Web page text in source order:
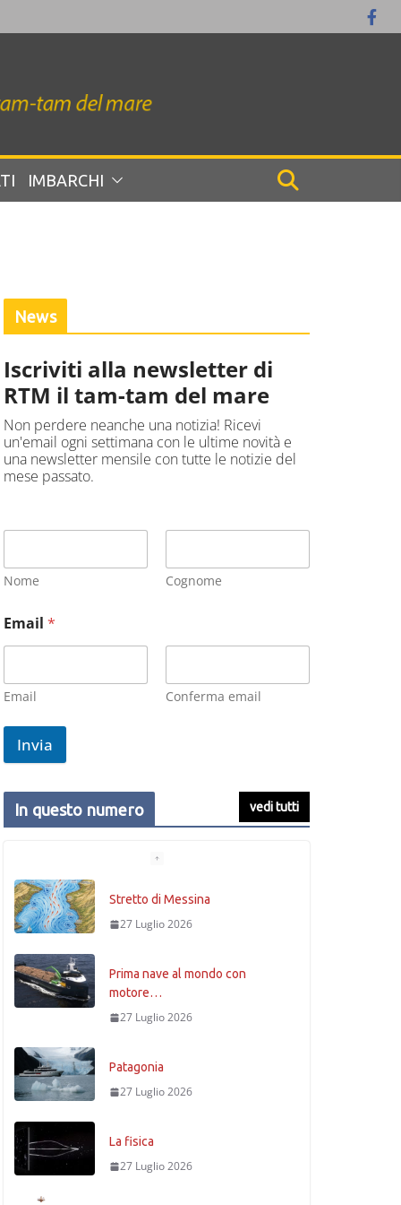
IMBARCHI
News
Iscriviti alla newsletter di
RTM il tam-tam del mare
Non perdere neanche una notizia! Ricevi
un'email ogni settimana con le ultime novità e
una newsletter mensile con tutte le notizie del
mese passato.
Nome Cognome
Email *
Email Conferma email
Invia
In questo numero vedi tutti
Stretto di Messina
27 Luglio 2026
Prima nave al mondo con
motore…
27 Luglio 2026
Patagonia
27 Luglio 2026
La fisica
27 Luglio 2026